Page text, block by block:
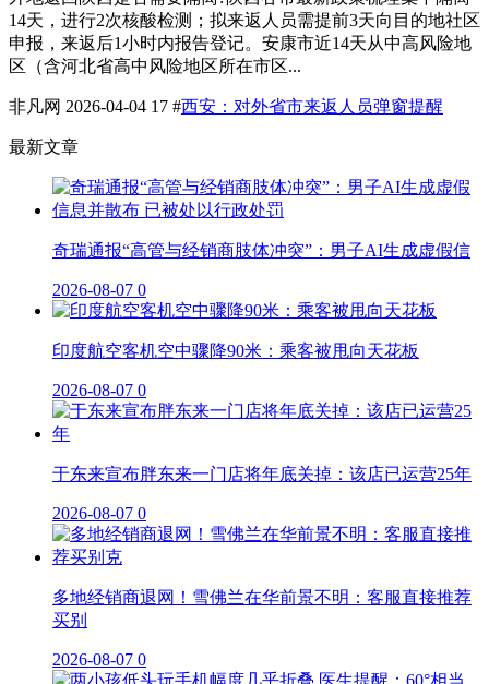
14天，进行2次核酸检测；拟来返人员需提前3天向目的地社区
申报，来返后1小时内报告登记。安康市近14天从中高风险地
区（含河北省高中风险地区所在市区...
非凡网 2026-04-04 17 #西安：对外省市来返人员弹窗提醒
最新文章
奇瑞通报“高管与经销商肢体冲突”：男子AI生成虚假信
2026-08-07 0
印度航空客机空中骤降90米：乘客被甩向天花板
2026-08-07 0
于东来宣布胖东来一门店将年底关掉：该店已运营25年
2026-08-07 0
多地经销商退网！雪佛兰在华前景不明：客服直接推荐
买别
2026-08-07 0